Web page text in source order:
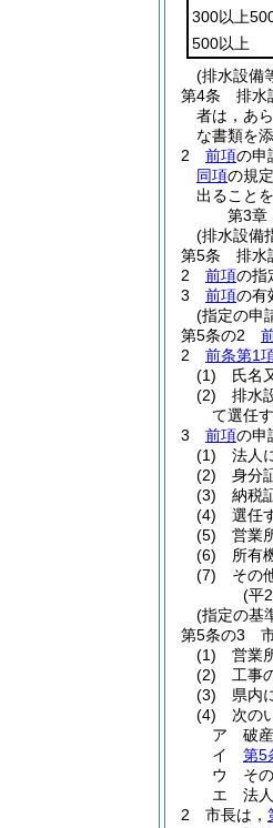
300以上
500以上
(排水設備
第4条
排水
者は，あ
な書類を
2
前項の申
同項の規
出ること
第3章
(排水設備
第5条
排水
2
前項の指
3
前項の有
(指定の申
第5条の2
2
前条第1
(1)
氏名
(2)
排水
て選任
3
前項の申
(1)
法人
(2)
身分
(3)
納税
(4)
選任
(5)
営業
(6)
所有
(7)
その
(平
(指定の基
第5条の3
(1)
営業
(2)
工事
(3)
県内
(4)
次の
ア
破
イ
第5
ウ
そ
エ
法
2
市長は，